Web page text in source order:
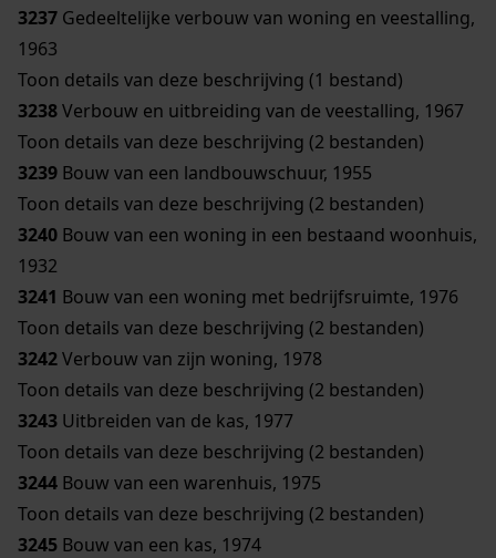
3237 Gedeeltelijke verbouw van woning en veestalling,
1963
Toon details van deze beschrijving (1 bestand)
3238Verbouw en uitbreiding van de veestalling, 1967
Toon details van deze beschrijving (2 bestanden)
3239 Bouw van een landbouwschuur, 1955
Toon details van deze beschrijving (2 bestanden)
3240 Bouw van een woning in een bestaand woonhuis,
1932
3241 Bouw van een woning met bedrijfsruimte, 1976
Toon details van deze beschrijving (2 bestanden)
3242Verbouw van zijn woning, 1978
Toon details van deze beschrijving (2 bestanden)
3243 Uitbreiden van de kas, 1977
Toon details van deze beschrijving (2 bestanden)
3244 Bouw van een warenhuis, 1975
Toon details van deze beschrijving (2 bestanden)
3245 Bouw van een kas, 1974